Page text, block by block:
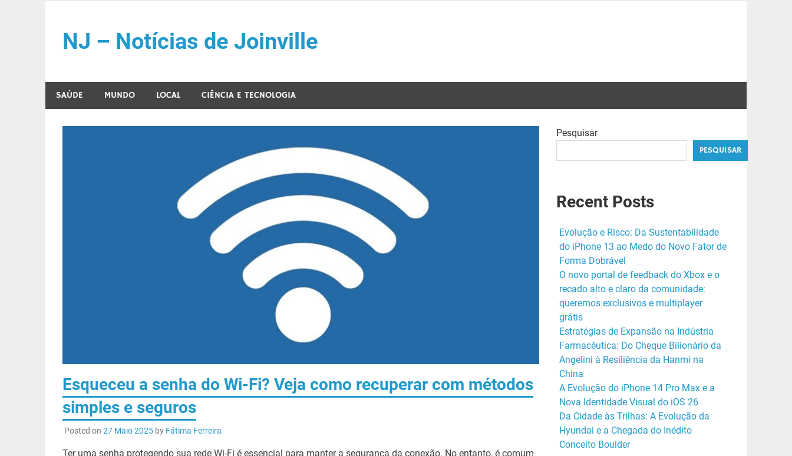
contentNJ – Notícias de Joinville
SAÚDE MUNDO LOCAL CIÊNCIA E TECNOLOGIA
Esqueceu a senha do Wi-Fi? Veja como recuperar com métodos
simples e seguros
Posted on 27 Maio 2025by Fátima Ferreira
Ter uma senha protegendo sua rede Wi-Fi é essencial para manter a segurança da conexão. No entanto, é comum
Pesquisar
PESQUISAR
Recent Posts
Evolução e Risco: Da Sustentabilidade
do iPhone 13 ao Medo do Novo Fator de
Forma Dobrável
O novo portal de feedback do Xbox e o
recado alto e claro da comunidade:
queremos exclusivos e multiplayer
grátis
Estratégias de Expansão na Indústria
Farmacêutica: Do Cheque Bilionário da
Angelini à Resiliência da Hanmi na
China
A Evolução do iPhone 14 Pro Max e a
Nova Identidade Visual do iOS 26
Da Cidade às Trilhas: A Evolução da
Hyundai e a Chegada do Inédito
Conceito Boulder